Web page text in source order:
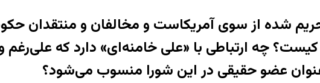
شده از سوی آمریکاست و مخالفان و منتقدان
چه ارتباطی با «علی خامنه‌ای» دارد که
عضو حقیقی در این شورا منسوب می‌شود؟